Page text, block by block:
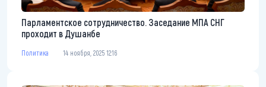
Парламентское сотрудничество. Заседание МПА СНГ
проходит в Душанбе
Политика 14 ноября, 2025 12:16